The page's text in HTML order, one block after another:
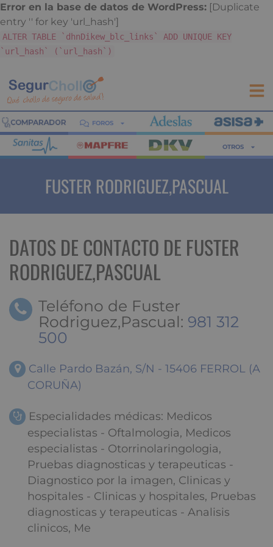
Error en la base de datos de WordPress: [Duplicate
entry '' for key 'url_hash']
ALTER TABLE `dhnDikew_blc_links` ADD UNIQUE KEY
`url_hash` (`url_hash`)
FOROS
OTROS
FUSTER RODRIGUEZ,PASCUAL
DATOS DE CONTACTO DE FUSTER
RODRIGUEZ,PASCUAL
Teléfono de Fuster
Rodriguez,Pascual: 981 312
500
Calle Pardo Bazán, S/N - 15406 FERROL (A
CORUÑA)
Especialidades médicas: Medicos
especialistas - Oftalmologia, Medicos
especialistas - Otorrinolaringologia,
Pruebas diagnosticas y terapeuticas -
Diagnostico por la imagen, Clinicas y
hospitales - Clinicas y hospitales, Pruebas
diagnosticas y terapeuticas - Analisis
clinicos, Me